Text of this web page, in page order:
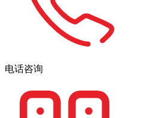
电话咨询